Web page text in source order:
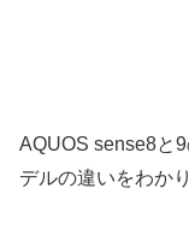
AQUOS sense8と
デルの違いをわか